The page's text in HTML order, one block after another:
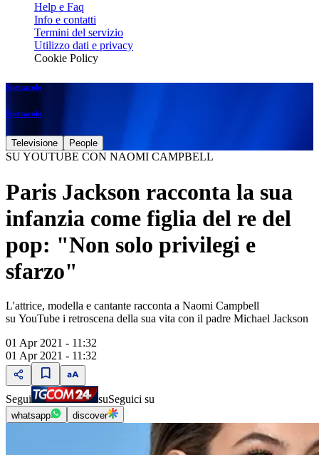
Help e Faq
Info e contatti
Termini del servizio
Utilizzo dati e privacy
Cookie Policy
Spettacolo
Spettacolo
Televisione People
SU YOUTUBE CON NAOMI CAMPBELL
Paris Jackson racconta la sua
infanzia come figlia del re del
pop: "Non solo privilegi e
sfarzo"
L'attrice, modella e cantante racconta a Naomi Campbell
su YouTube i retroscena della sua vita con il padre Michael Jackson
01 Apr 2021 - 11:32
01 Apr 2021 - 11:32
Segui suSeguici su
whatsapp discover